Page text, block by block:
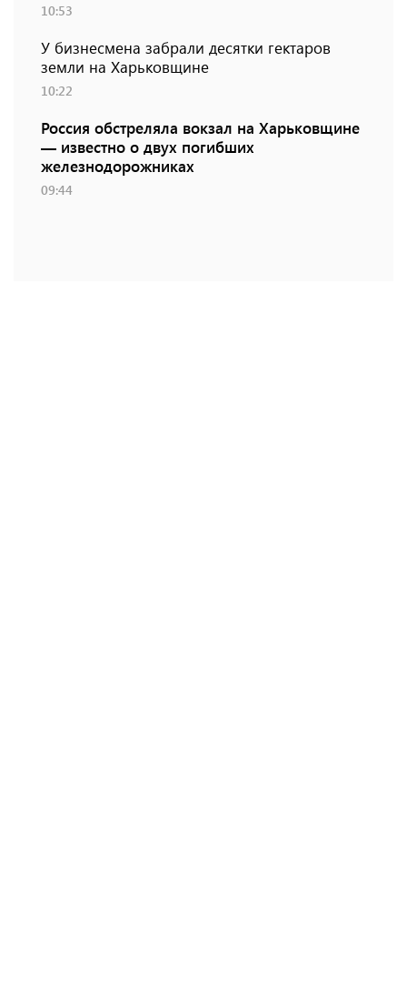
10:53
У бизнесмена забрали десятки гектаров
земли на Харьковщине
10:22
Россия обстреляла вокзал на Харьковщине
— известно о двух погибших
железнодорожниках
09:44